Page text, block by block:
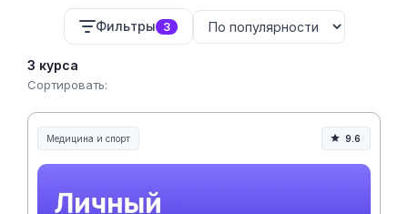
понимание биомеханики, физиологии и адаптации
организма к нагрузкам.
Фильтры 3
3 курса
Сортировать:
Медицина и спорт
Медицина, спорт и здоровье
9.6